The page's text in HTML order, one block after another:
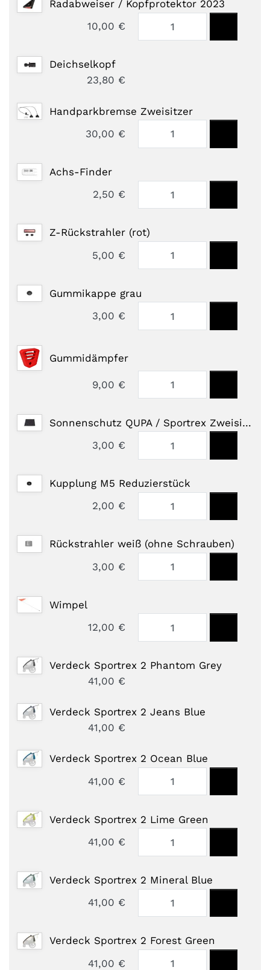
Radabweiser / Kopfprotektor 2023
10,00 €
Deichselkopf
23,80 €
Handparkbremse Zweisitzer
30,00 €
Achs-Finder
2,50 €
Z-Rückstrahler (rot)
5,00 €
Gummikappe grau
3,00 €
Gummidämpfer
9,00 €
Sonnenschutz QUPA / Sportrex Zweisitzer
3,00 €
Kupplung M5 Reduzierstück
2,00 €
Rückstrahler weiß (ohne Schrauben)
3,00 €
Wimpel
12,00 €
Verdeck Sportrex 2 Phantom Grey
41,00 €
Verdeck Sportrex 2 Jeans Blue
41,00 €
Verdeck Sportrex 2 Ocean Blue
41,00 €
Verdeck Sportrex 2 Lime Green
41,00 €
Verdeck Sportrex 2 Mineral Blue
41,00 €
Verdeck Sportrex 2 Forest Green
41,00 €